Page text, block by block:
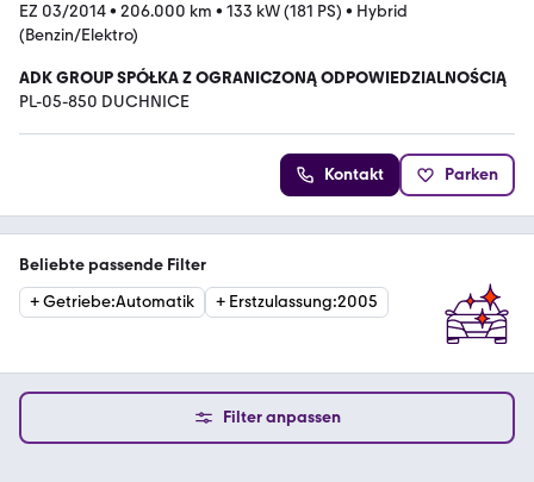
EZ 03/2014• 206.000 km • 133 kW (181 PS) • Hybrid
(Benzin/Elektro)
ADK GROUP SPÓŁKA Z OGRANICZONĄ ODPOWIEDZIALNOŚCIĄ
PL-05-850 DUCHNICE
Kontakt Parken
Beliebte passende Filter
+Getriebe:Automatik + Erstzulassung:2005
Filter anpassen